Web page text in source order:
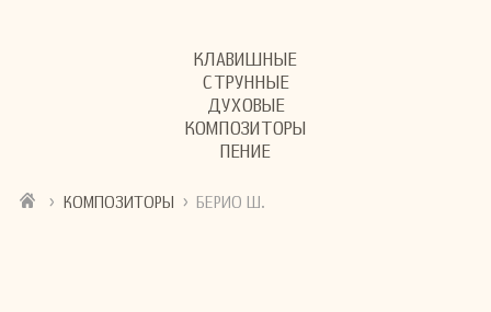
КЛАВИШНЫЕ
СТРУННЫЕ
ДУХОВЫЕ
КОМПОЗИТОРЫ
ПЕНИЕ
› КОМПОЗИТОРЫ › БЕРИО Ш.